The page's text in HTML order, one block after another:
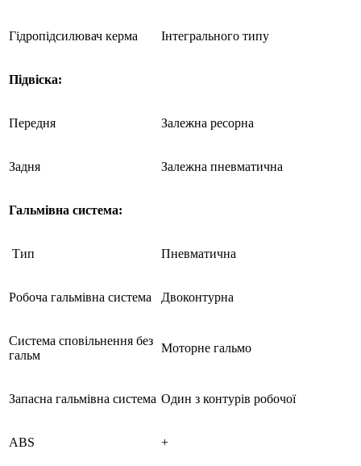
Гідропідсилювач керма Інтегрального типу
Підвіска:
Передня Залежна ресорна
Задня Залежна пневматична
Гальмівна система:
Тип Пневматична
Робоча гальмівна система Двоконтурна
Cистема сповільнення без
гальм
Моторне гальмо
Запасна гальмівна система Один з контурів робочої
ABS +